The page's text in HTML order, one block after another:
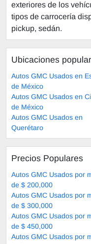
exteriores de los
tipos de carrocería
pickup, sedán.
Ubicaciones
Autos GMC Usados en
de México
Autos GMC Usados en
de México
Autos GMC Usados en
Querétaro
Precios Populares
Autos GMC Usados por
de $ 200,000
Autos GMC Usados por
de $ 300,000
Autos GMC Usados por
de $ 450,000
Autos GMC Usados por